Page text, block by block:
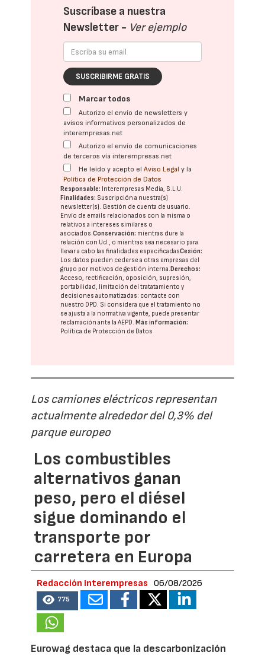
Suscríbase a nuestra
Newsletter - Ver ejemplo
SUSCRIBIRME GRATIS
Marcar todos
Autorizo el envío de newsletters y
avisos informativos personalizados de
interempresas.net
Autorizo el envío de comunicaciones
de terceros vía interempresas.net
He leído y acepto elAviso Legal y la
Política de Protección de Datos
Responsable: Interempresas Media, S.L.U.
Finalidades: Suscripción a nuestra(s)
newsletter(s). Gestión de cuenta de usuario.
Envío de emails relacionados con la misma o
relativos a intereses similares o
asociados.Conservación: mientras dure la
relación con Ud., o mientras sea necesario para
llevar a cabo las finalidades especificadasCesión:
Los datos pueden cederse a otras empresas del
grupo por motivos de gestión interna. Derechos:
Acceso, rectificación, oposición, supresión,
portabilidad, limitación del tratatamiento y
decisiones automatizadas: contacte con
nuestro DPD. Si considera que el tratamiento no
se ajusta a la normativa vigente, puede presentar
reclamación ante laAEPD. Más información:
Política de Protección de Datos
Los camiones eléctricos representan
actualmente alrededor del 0,3% del
parque europeo
Los combustibles
alternativos ganan
peso, pero el diésel
sigue dominando el
transporte por
carretera en Europa
Redacción Interempresas 06/08/2026
775
Eurowag destaca que la descarbonización